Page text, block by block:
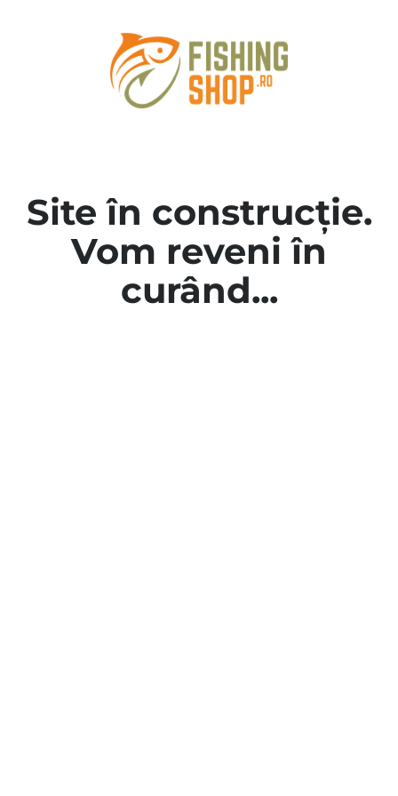
Site în construcție.
Vom reveni în
curând...